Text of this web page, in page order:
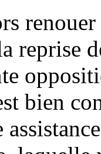
renouer
reprise
bien